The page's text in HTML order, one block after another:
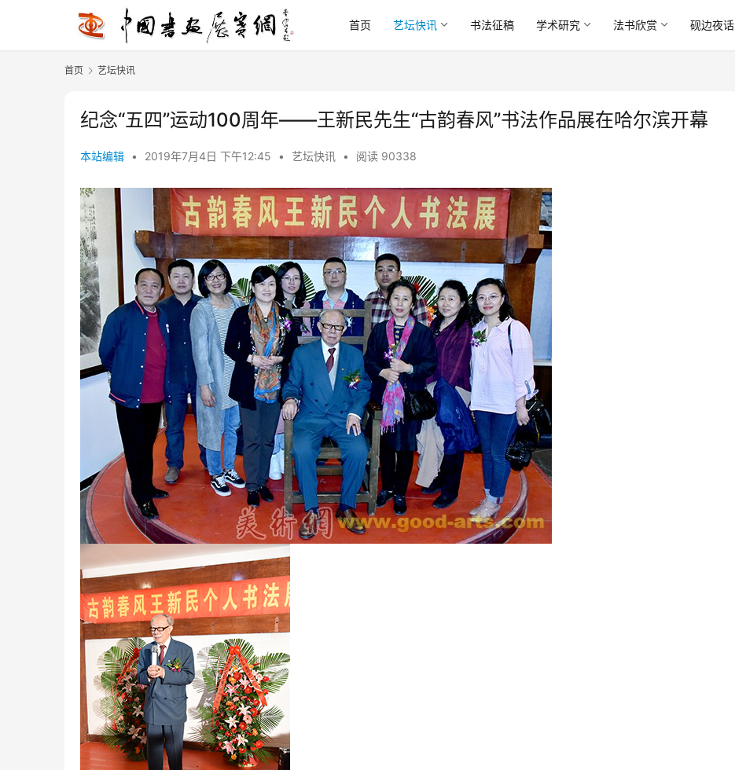
首页 艺坛快讯 书法征稿 学术研究 法书欣赏 砚边夜话
首页 艺坛快讯
纪念“五四”运动100周年——王新民先生“古韵春风”书法作品展在哈尔滨开幕
本站编辑 • 2019年7月4日 下午12:45 • 艺坛快讯 • 阅读 90338